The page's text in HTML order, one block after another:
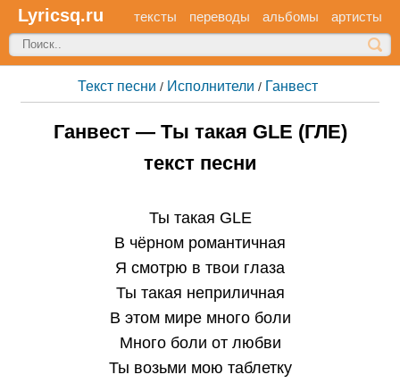
Lyricsq.ru тексты переводы альбомы артисты
Текст песни / Исполнители / Ганвест
Ганвест — Ты такая GLE (ГЛЕ)
текст песни
Ты такая GLE
В чёрном романтичная
Я смотрю в твои глаза
Ты такая неприличная
В этом мире много боли
Много боли от любви
Ты возьми мою таблетку